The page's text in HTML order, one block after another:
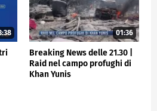
01:36
Breaking News delle 21.30 |
Raid nel campo profughi di
Khan Yunis